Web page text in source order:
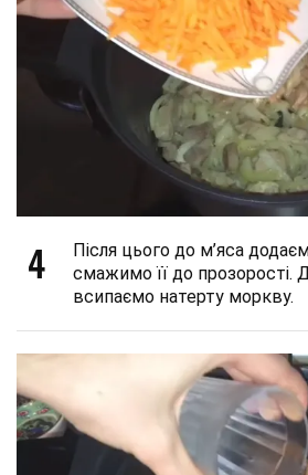
4
Після цього до м’яса
смажимо її до прозорості.
всипаємо натерту моркву.